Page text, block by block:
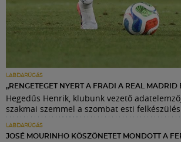
LABDARÚGÁS
„RENGETEGET NYERT A FRADI A REAL MADRID
Hegedűs Henrik, klubunk vezető
szakmai szemmel a szombat esti
LABDARÚGÁS
JOSÉ MOURINHO KÖSZÖNETET MONDOTT A